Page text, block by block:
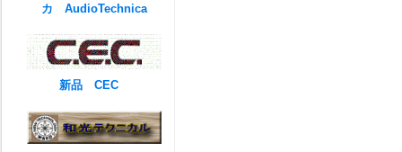
カ AudioTechnica
新品 CEC